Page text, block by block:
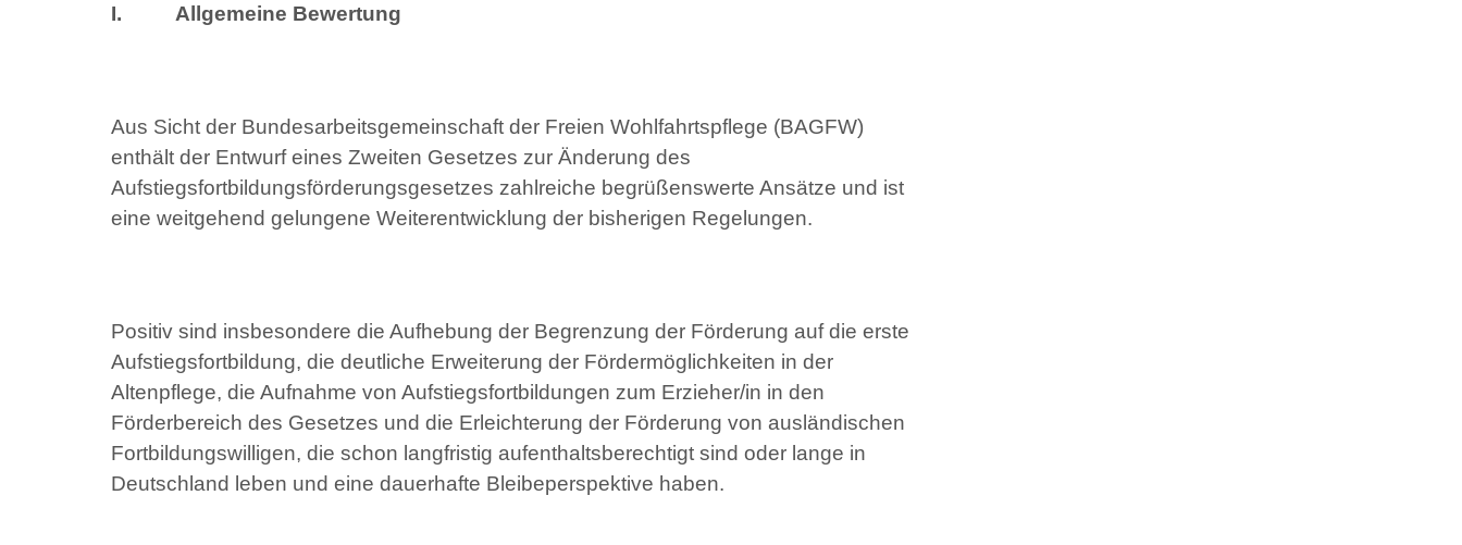
I. Allgemeine Bewertung
Aus Sicht der Bundesarbeitsgemeinschaft der Freien Wohlfahrtspflege (BAGFW)
enthält der Entwurf eines Zweiten Gesetzes zur Änderung des
Aufstiegsfortbildungsförderungsgesetzes zahlreiche begrüßenswerte Ansätze und ist
eine weitgehend gelungene Weiterentwicklung der bisherigen Regelungen.
Positiv sind insbesondere die Aufhebung der Begrenzung der Förderung auf die erste
Aufstiegsfortbildung, die deutliche Erweiterung der Fördermöglichkeiten in der
Altenpflege, die Aufnahme von Aufstiegsfortbildungen zum Erzieher/in in den
Förderbereich des Gesetzes und die Erleichterung der Förderung von ausländischen
Fortbildungswilligen, die schon langfristig aufenthaltsberechtigt sind oder lange in
Deutschland leben und eine dauerhafte Bleibeperspektive haben.